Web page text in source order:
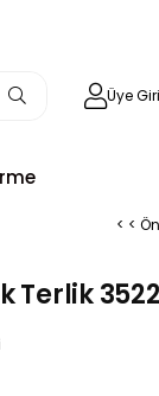
Üye
< <
Terlik